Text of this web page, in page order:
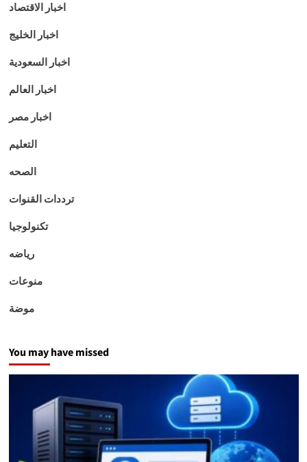
اخبار الاقتصاد
اخبار الخليج
اخبار السعودية
اخبار العالم
اخبار مصر
التعليم
الصحه
ترددات القنوات
تكنولوجيا
رياضه
منوعات
موضة
You may have missed